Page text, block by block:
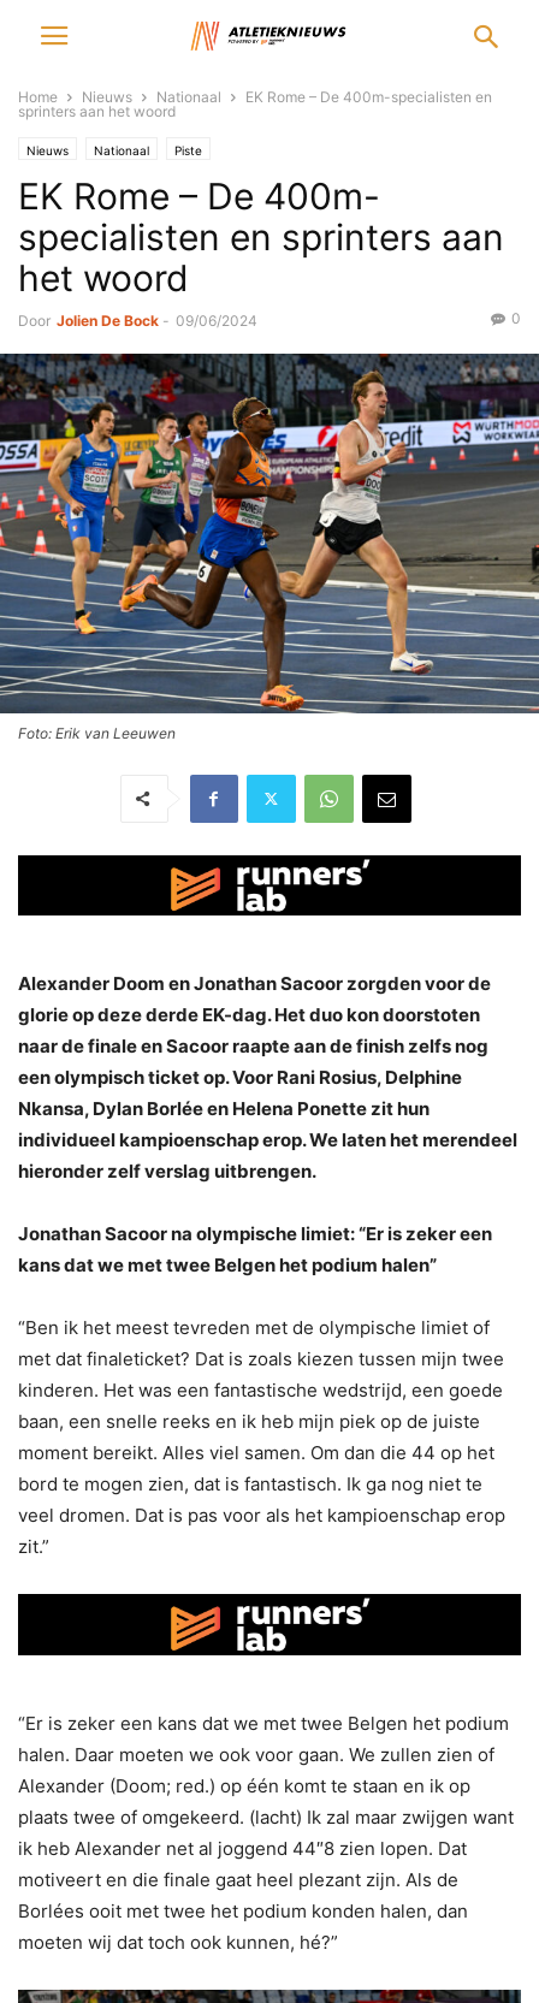
Home Nieuws Nationaal
EK Rome – De 400m-specialisten en
sprinters aan het woord
Nieuws Nationaal Piste
EK Rome – De 400m-
specialisten en sprinters aan
het woord
Door Jolien De Bock - 09/06/2024 0
Foto: Erik van Leeuwen
Alexander Doom en Jonathan Sacoor zorgden voor de
glorie op deze derde EK-dag. Het duo kon doorstoten
naar de finale en Sacoor raapte aan de finish zelfs nog
een olympisch ticket op. Voor Rani Rosius, Delphine
Nkansa, Dylan Borlée en Helena Ponette zit hun
individueel kampioenschap erop. We laten het merendeel
hieronder zelf verslag uitbrengen.
Jonathan Sacoor na olympische limiet: “Er is zeker een
kans dat we met twee Belgen het podium halen”
“Ben ik het meest tevreden met de olympische limiet of
met dat finaleticket? Dat is zoals kiezen tussen mijn twee
kinderen. Het was een fantastische wedstrijd, een goede
baan, een snelle reeks en ik heb mijn piek op de juiste
moment bereikt. Alles viel samen. Om dan die 44 op het
bord te mogen zien, dat is fantastisch. Ik ga nog niet te
veel dromen. Dat is pas voor als het kampioenschap erop
zit.”
“Er is zeker een kans dat we met twee Belgen het podium
halen. Daar moeten we ook voor gaan. We zullen zien of
Alexander (Doom; red.) op één komt te staan en ik op
plaats twee of omgekeerd. (lacht) Ik zal maar zwijgen want
ik heb Alexander net al joggend 44″8 zien lopen. Dat
motiveert en die finale gaat heel plezant zijn. Als de
Borlées ooit met twee het podium konden halen, dan
moeten wij dat toch ook kunnen, hé?”